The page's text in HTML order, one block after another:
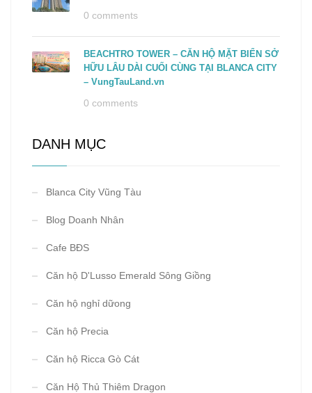
0 comments
BEACHTRO TOWER – CĂN HỘ MẶT BIỂN SỞ
HỮU LÂU DÀI CUỐI CÙNG TẠI BLANCA CITY
– VungTauLand.vn
0 comments
DANH MỤC
Blanca City Vũng Tàu
Blog Doanh Nhân
Cafe BĐS
Căn hộ D'Lusso Emerald Sông Giồng
Căn hộ nghỉ dữong
Căn hộ Precia
Căn hộ Ricca Gò Cát
Căn Hộ Thủ Thiêm Dragon